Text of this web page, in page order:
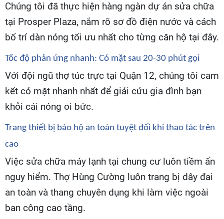
Chúng tôi đã thực hiện hàng ngàn dự án sửa chữa
tại Prosper Plaza, nắm rõ sơ đồ điện nước và cách
bố trí dàn nóng tối ưu nhất cho từng căn hộ tại đây.
Tốc độ phản ứng nhanh: Có mặt sau 20-30 phút gọi
Với đội ngũ thợ túc trực tại Quận 12, chúng tôi cam
kết có mặt nhanh nhất để giải cứu gia đình bạn
khỏi cái nóng oi bức.
Trang thiết bị bảo hộ an toàn tuyệt đối khi thao tác trên
cao
Việc sửa chữa máy lạnh tại chung cư luôn tiềm ẩn
nguy hiểm. Thợ Hùng Cường luôn trang bị dây đai
an toàn và thang chuyên dụng khi làm việc ngoài
ban công cao tầng.